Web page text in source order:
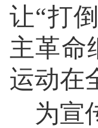
让“打
主革命
运动在
为宣